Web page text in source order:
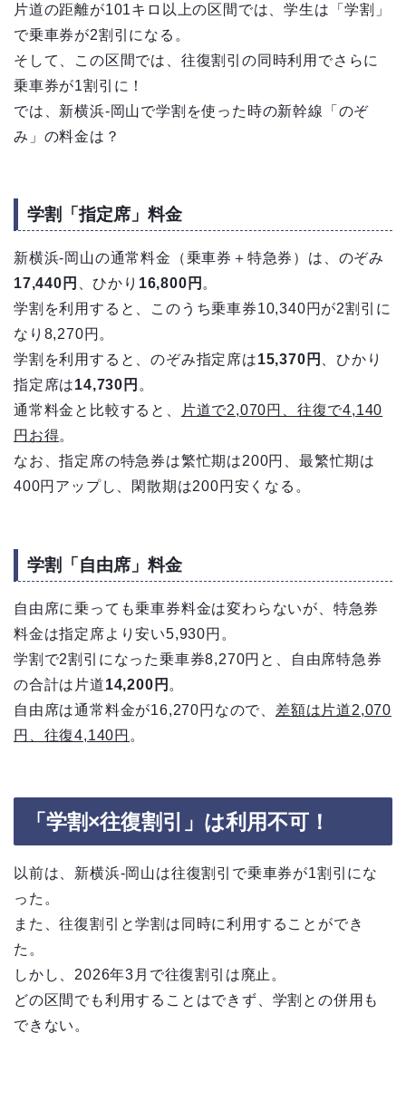
片道の距離が101キロ以上の区間では、学生は「学割」
で乗車券が2割引になる。
そして、この区間では、往復割引の同時利用でさらに
乗車券が1割引に！
では、新横浜-岡山で学割を使った時の新幹線「のぞ
み」の料金は？
学割「指定席」料金
新横浜-岡山の通常料金（乗車券＋特急券）は、のぞみ
17,440円
、ひかり 16,800円 。
学割を利用すると、このうち乗車券10,340円が2割引に
なり8,270円。
学割を利用すると、のぞみ指定席は15,370円
、ひかり
指定席は14,730円 。
通常料金と比較すると、
片道で2,070円、往復で4,140
円お得。
なお、指定席の特急券は繁忙期は200円、最繁忙期は
400円アップし、閑散期は200円安くなる。
学割「自由席」料金
自由席に乗っても乗車券料金は変わらないが、特急券
料金は指定席より安い5,930円。
学割で2割引になった乗車券8,270円と、自由席特急券
の合計は片道14,200円 。
自由席は通常料金が16,270円なので、 差額は片道2,070
円、往復4,140円 。
「学割×往復割引」は利用不可！
以前は、新横浜-岡山は往復割引で乗車券が1割引にな
った。
また、往復割引と学割は同時に利用することができ
た。
しかし、2026年3月で往復割引は廃止。
どの区間でも利用することはできず、学割との併用も
できない。